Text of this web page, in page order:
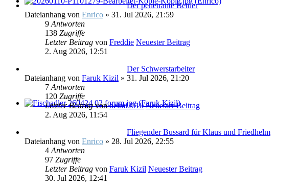
Der penetrante Bettler
Dateianhang von Enrico » 31. Jul 2026, 21:59
9 Antworten
138 Zugriffe
Letzter Beitrag von Freddie Neuester Beitrag
2. Aug 2026, 12:51
Der Schwerstarbeiter
Dateianhang von Faruk Kizil » 31. Jul 2026, 21:20
7 Antworten
120 Zugriffe
Letzter Beitragvonhelmi2010 Neuester Beitrag
2. Aug 2026, 11:54
Fliegender Bussard für Klaus und Friedhelm
Dateianhang von Enrico » 28. Jul 2026, 22:55
4 Antworten
97 Zugriffe
Letzter Beitrag von Faruk Kizil Neuester Beitrag
30. Jul 2026, 12:41